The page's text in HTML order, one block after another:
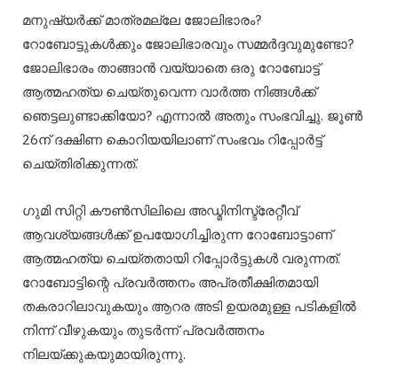
മനുഷ്യര്‍ക്ക് മാത്രമല്ലേ ജോലിഭാരം?
റോബോട്ടുകള്‍ക്കും ജോലിഭാരവും സമ്മർദ്ദവുമുണ്ടോ?
ജോലിഭാരം താങ്ങാൻ വയ്യാതെ ഒരു റോബോട്ട്
ആത്മഹത്യ ചെയ്തുവെന്ന വാർത്ത നിങ്ങൾക്ക്
ഞെട്ടലുണ്ടാക്കിയോ? എന്നാൽ അതും സംഭവിച്ചു. ജൂണ്‍
26ന് ദക്ഷിണ കൊറിയയിലാണ് സംഭവം റിപ്പോർട്ട്
ചെയ്തിരിക്കുന്നത്.
ഗുമി സിറ്റി കൗണ്‍സിലിലെ അഡ്മിനിസ്ട്രേറ്റീവ്
ആവശ്യങ്ങള്‍ക്ക് ഉപയോഗിച്ചിരുന്ന റോബോട്ടാണ്
ആത്മഹത്യ ചെയ്തതായി റിപ്പോർട്ടുകൾ വരുന്നത്.
റോബോട്ടിന്റെ പ്രവർത്തനം അപ്രതീക്ഷിതമായി
തകരാറിലാവുകയും ആറര അടി ഉയരമുള്ള പടികളില്‍
നിന്ന് വീഴുകയും തുടർന്ന് പ്രവർത്തനം
നിലയ്ക്കുകയുമായിരുന്നു.